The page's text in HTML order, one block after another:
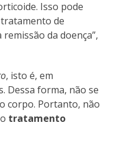
Isso pode
de
da doença”,
, isto é, em
Dessa forma, não se
corpo. Portanto, não
tratamento